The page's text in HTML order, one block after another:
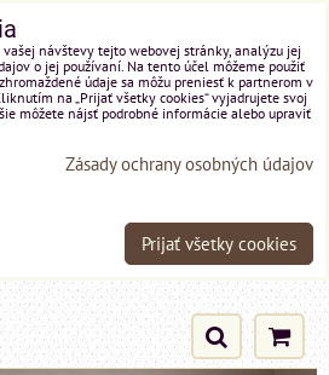
návštevy tejto webovej stránky, analýzu jej
o jej používaní. Na tento účel môžeme použiť
údaje sa môžu preniesť k partnerom v
na „Prijať všetky cookies“ vyjadrujete svoj
môžete nájsť podrobné informácie alebo upraviť
Zásady ochrany osobných údajov
Prijať všetky cookies